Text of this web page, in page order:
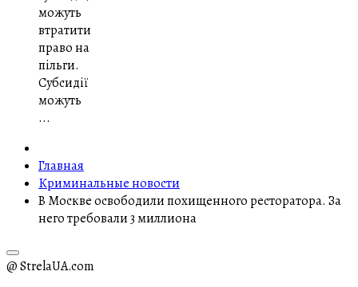
можуть
втратити
право на
пільги.
Субсидії
можуть
...
Главная
Криминальные новости
В Москве освободили похищенного ресторатора. За
него требовали 3 миллиона
@ StrelaUA.com